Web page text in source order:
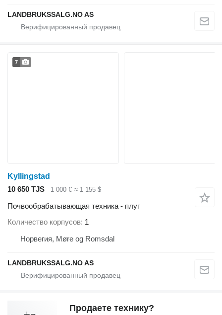
LANDBRUKSSALG.NO AS
7
Kyllingstad
10 650 TJS
1 000 € ≈ 1 155 $
Почвообрабатывающая техника - плуг
Количество корпусов 1
Норвегия, Møre og Romsdal
LANDBRUKSSALG.NO AS
Продаете технику?